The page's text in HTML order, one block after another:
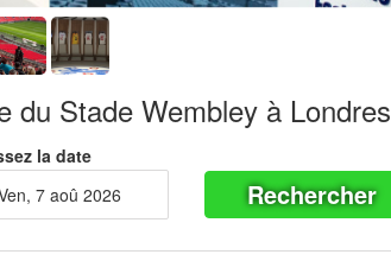
du Stade Wembley à Londres
la date
ven, 7 aoû 2026
Rechercher